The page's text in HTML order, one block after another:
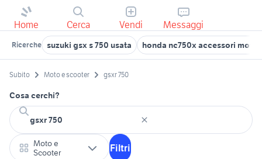
Home Cerca Vendi Messaggi
Ricerche suzuki gsx s 750 usata honda nc750x accessori moto
Subito Moto e scooter gsxr 750
Cosa cerchi?
Moto e
Scooter
Filtri